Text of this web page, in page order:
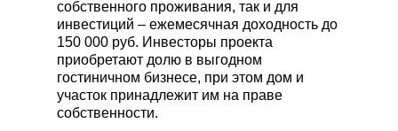
собственного проживания, так и для
инвестиций – ежемесячная доходность до
150 000 руб. Инвесторы проекта
приобретают долю в выгодном
гостиничном бизнесе, при этом дом и
участок принадлежит им на праве
собственности.